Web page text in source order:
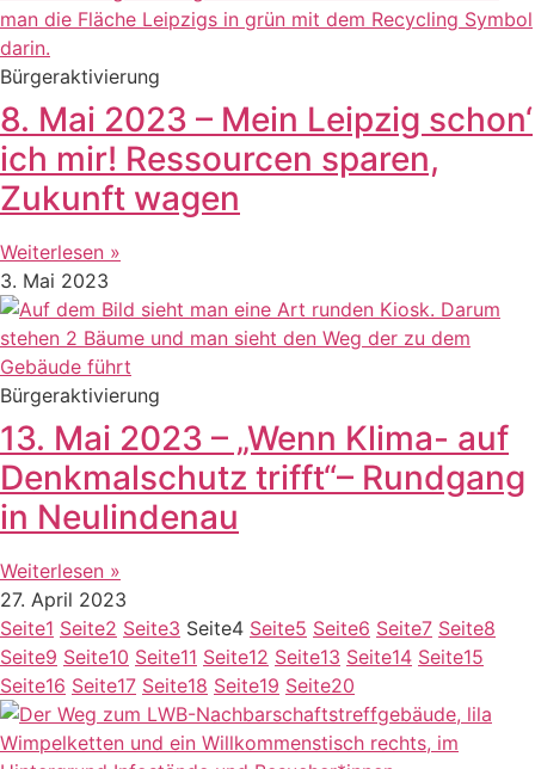
Bürgeraktivierung
8. Mai 2023 – Mein Leipzig schon‘
ich mir! Ressourcen sparen,
Zukunft wagen
Weiterlesen »
3. Mai 2023
Bürgeraktivierung
13. Mai 2023 – „Wenn Klima- auf
Denkmalschutz trifft“– Rundgang
in Neulindenau
Weiterlesen »
27. April 2023
Seite1 Seite2 Seite3 Seite4 Seite5 Seite6 Seite7 Seite8
Seite9 Seite10 Seite11 Seite12 Seite13 Seite14 Seite15
Seite16 Seite17 Seite18 Seite19 Seite20